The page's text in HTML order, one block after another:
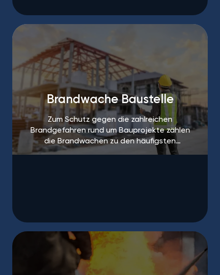
Brandwache Baustelle
Zum Schutz gegen die zahlreichen
Brandgefahren rund um Bauprojekte zählen
die Brandwachen zu den häufigsten